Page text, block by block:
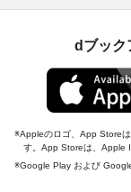
dブック
Appleのロゴ、App Store
す。App Storeは、Apple
Google Play および